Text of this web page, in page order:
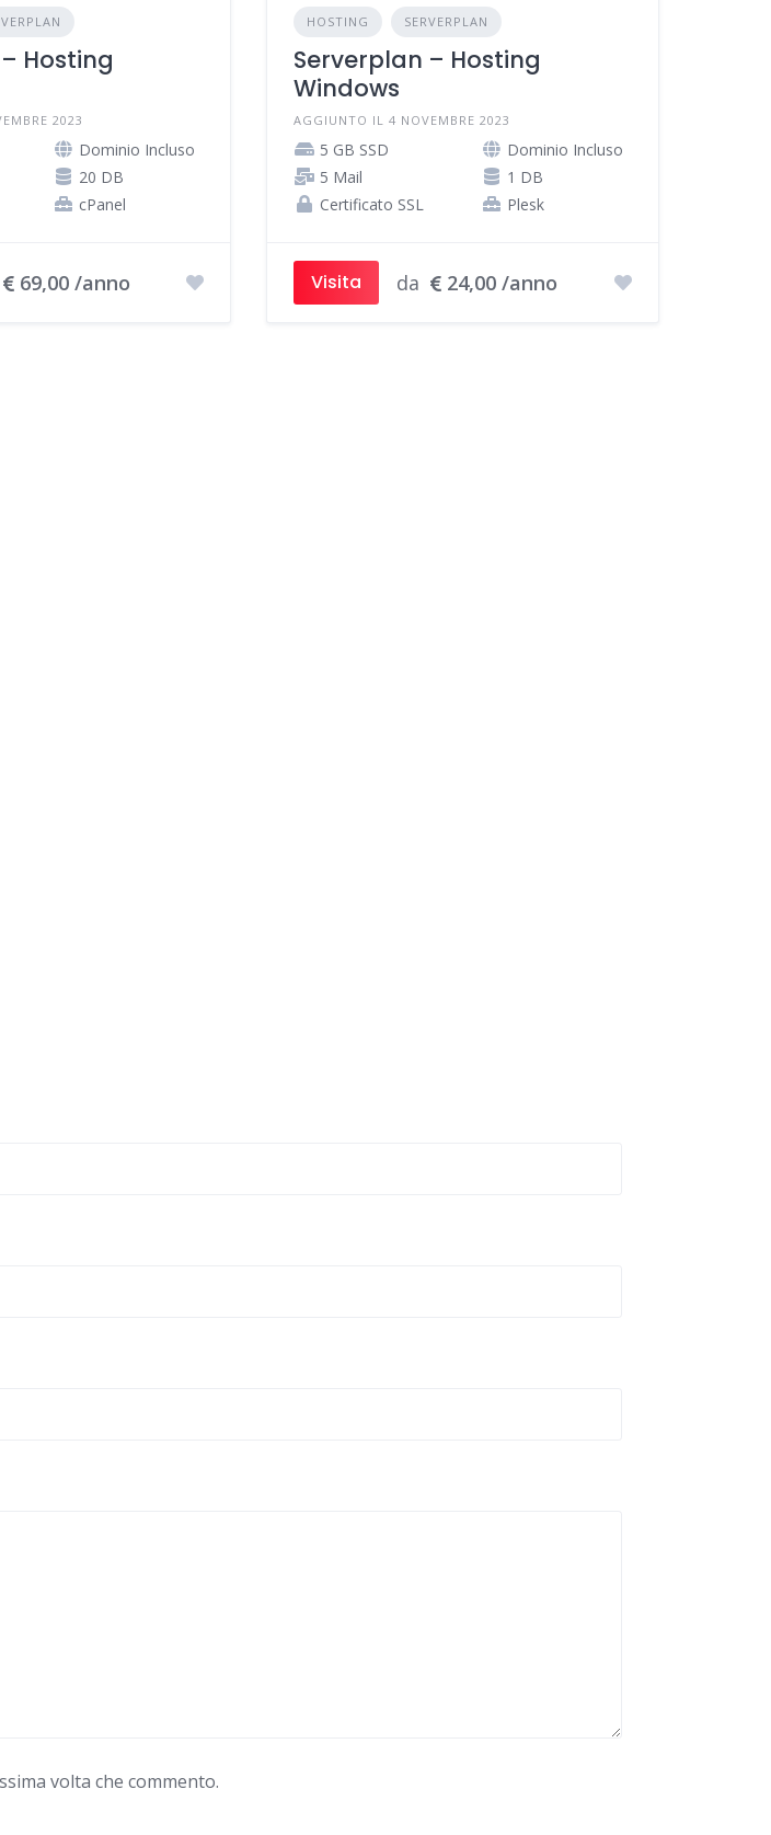
Hosting
2023
Dominio Incluso
20 DB
cPanel
69,00 /anno
HOSTING SERVERPLAN
Serverplan – Hosting
Windows
AGGIUNTO IL 4 NOVEMBRE 2023
5 GB SSD
Dominio Incluso
5 Mail
1 DB
Certificato SSL
Plesk
Visita da 24,00 /anno
volta che commento.